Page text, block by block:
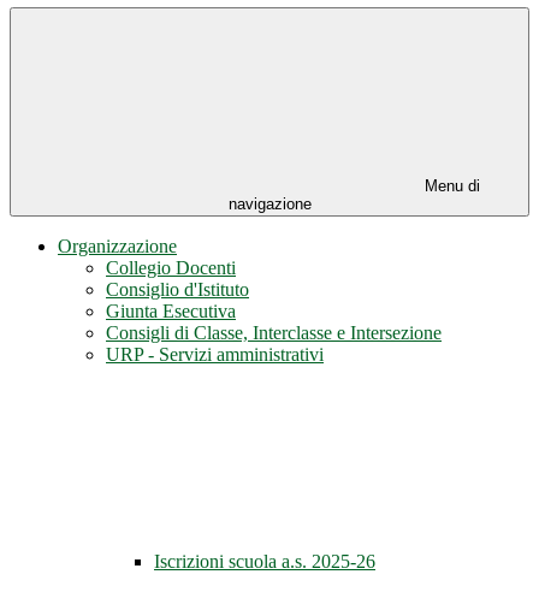
Menu di
navigazione
Organizzazione
Collegio Docenti
Consiglio d'Istituto
Giunta Esecutiva
Consigli di Classe, Interclasse e Intersezione
URP - Servizi amministrativi
Iscrizioni scuola a.s. 2025-26